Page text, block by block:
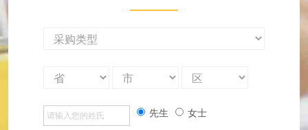
先生 女士